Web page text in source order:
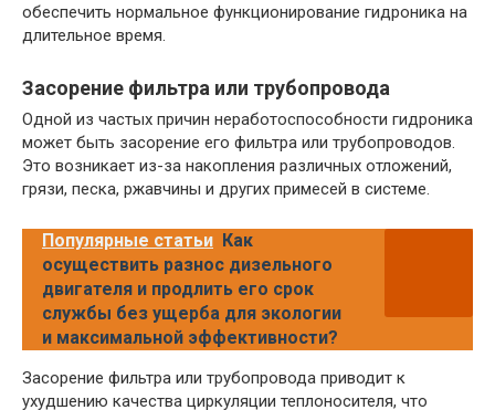
обеспечить нормальное функционирование гидроника на
длительное время.
Засорение фильтра или трубопровода
Одной из частых причин неработоспособности гидроника
может быть засорение его фильтра или трубопроводов.
Это возникает из-за накопления различных отложений,
грязи, песка, ржавчины и других примесей в системе.
Популярные статьи Как
осуществить разнос дизельного
двигателя и продлить его срок
службы без ущерба для экологии
и максимальной эффективности?
Засорение фильтра или трубопровода приводит к
ухудшению качества циркуляции теплоносителя, что